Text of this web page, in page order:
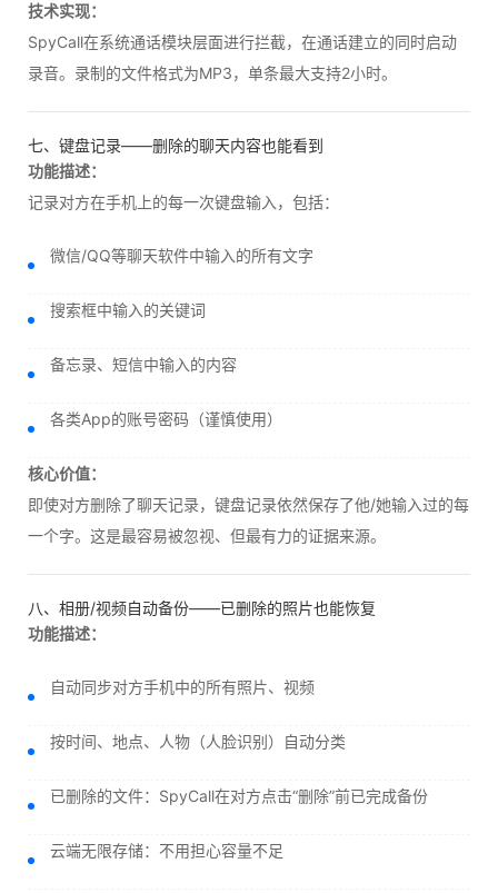
技术实现：
SpyCall在系统通话模块层面进行拦截，在通话建立的同时启动
录音。录制的文件格式为MP3，单条最大支持2小时。
七、键盘记录——删除的聊天内容也能看到
功能描述：
记录对方在手机上的每一次键盘输入，包括：
微信/QQ等聊天软件中输入的所有文字
搜索框中输入的关键词
备忘录、短信中输入的内容
各类App的账号密码（谨慎使用）
核心价值：
即使对方删除了聊天记录，键盘记录依然保存了他/她输入过的每
一个字。这是最容易被忽视、但最有力的证据来源。
八、相册/视频自动备份——已删除的照片也能恢复
功能描述：
自动同步对方手机中的所有照片、视频
按时间、地点、人物（人脸识别）自动分类
已删除的文件：SpyCall在对方点击“删除”前已完成备份
云端无限存储：不用担心容量不足